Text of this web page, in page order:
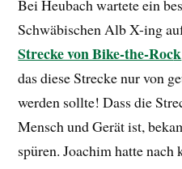
Bei Heubach wartete ein
Schwäbischen Alb X-ing
Strecke von Bike-the-Rock
das diese Strecke nur von
werden sollte! Dass die
Mensch und Gerät ist,
spüren. Joachim hatte